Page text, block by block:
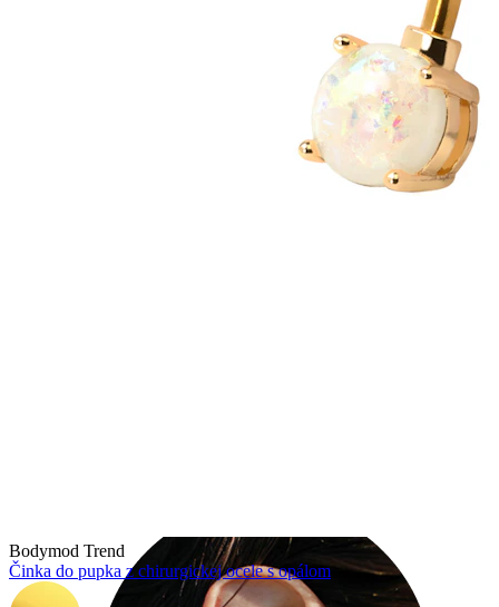
Bodymod Trend
Činka do pupka z chirurgickej ocele s opálom